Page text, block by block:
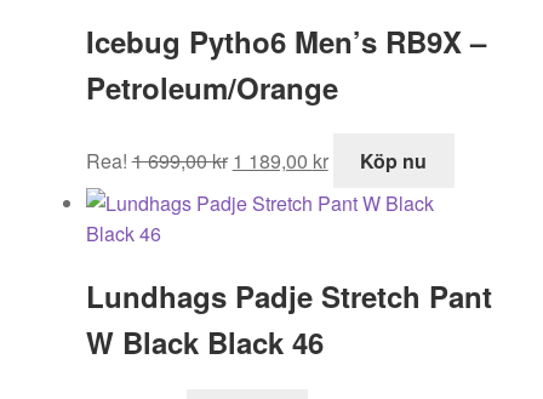
995,00 kr. 995,00 kr.
Icebug Pytho6 Men’s RB9X –
Petroleum/Orange
Rea! 1 699,00kr
ursprungliga
priset
699,00 kr.
1 189,00 kr
nuvarande
priset
189,00 kr.
Köp nu
Lundhags Padje Stretch Pant
W Black Black 46